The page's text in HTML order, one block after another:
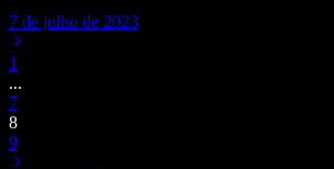
7 de julho de 2023
1
...
7
8
9